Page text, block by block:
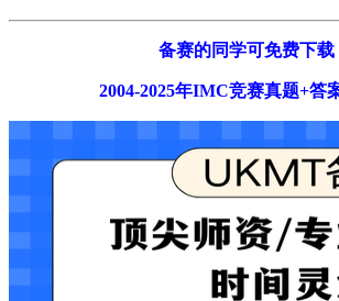
备赛的同学可免费下载
2004-2025年IMC竞赛真题+答